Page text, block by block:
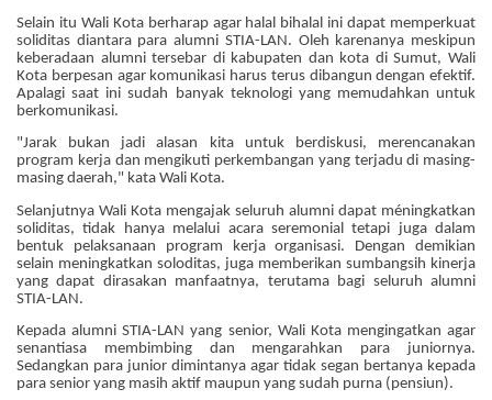
Selain itu Wali Kota berharap agar halal bihalal ini dapat memperkuat
soliditas diantara para alumni STIA-LAN. Oleh karenanya meskipun
keberadaan alumni tersebar di kabupaten dan kota di Sumut, Wali
Kota berpesan agar komunikasi harus terus dibangun dengan efektif.
Apalagi saat ini sudah banyak teknologi yang memudahkan untuk
berkomunikasi.
"Jarak bukan jadi alasan kita untuk berdiskusi, merencanakan
program kerja dan mengikuti perkembangan yang terjadu di masing-
masing daerah," kata Wali Kota.
Selanjutnya Wali Kota mengajak seluruh alumni dapat méningkatkan
soliditas, tidak hanya melalui acara seremonial tetapi juga dalam
bentuk pelaksanaan program kerja organisasi. Dengan demikian
selain meningkatkan soloditas, juga memberikan sumbangsih kinerja
yang dapat dirasakan manfaatnya, terutama bagi seluruh alumni
STIA-LAN.
Kepada alumni STIA-LAN yang senior, Wali Kota mengingatkan agar
senantiasa membimbing dan mengarahkan para juniornya.
Sedangkan para junior dimintanya agar tidak segan bertanya kepada
para senior yang masih aktif maupun yang sudah purna (pensiun).